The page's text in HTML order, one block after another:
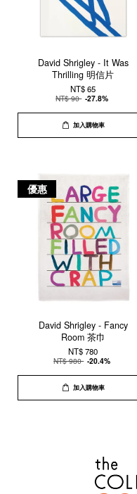
David Shrigley - It Was
Thrilling 明信片
NT$ 65
NT$ 90 -27.8%
加入購物車
優惠
David Shrigley - Fancy
Room 茶巾
NT$ 780
NT$ 980 -20.4%
加入購物車